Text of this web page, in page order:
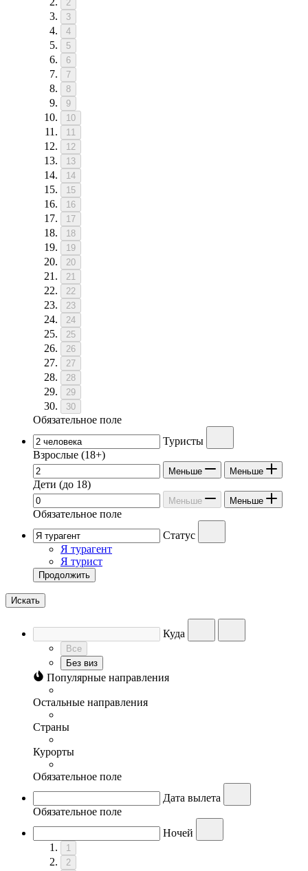
2
3
4
5
6
7
8
9
10
11
12
13
14
15
16
17
18
19
20
21
22
23
24
25
26
27
28
29
30
Обязательное поле
Туристы
Взрослые (18+)
Меньше Меньше
Дети (до 18)
Меньше Меньше
Обязательное поле
Статус
Я турагент
Я турист
Продолжить
Искать
Куда
Все
Без виз
Популярные направления
Остальные направления
Страны
Курорты
Обязательное поле
Дата вылета
Обязательное поле
Ночей
1
2